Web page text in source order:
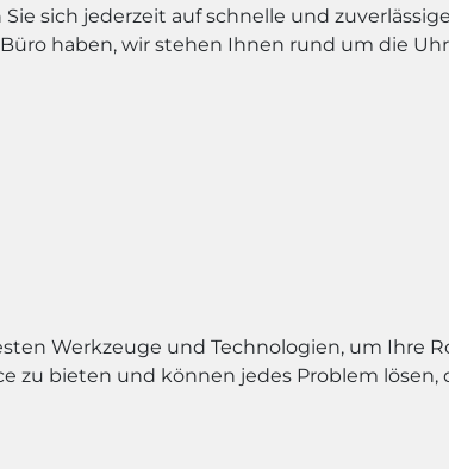
sich jederzeit auf schnelle und zuverlässige
haben, wir stehen Ihnen rund um die
Werkzeuge und Technologien, um Ihre
bieten und können jedes Problem lösen,